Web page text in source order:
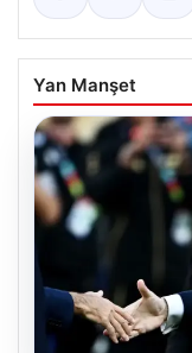
Yan Manşet